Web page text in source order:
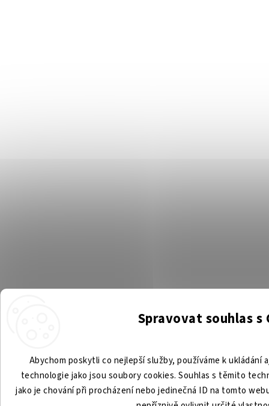
Spravovat souhlas s
Abychom poskytli co nejlepší služby, používáme k
technologie jako jsou soubory cookies. Souhlas s těmito
jako je chování při procházení nebo jedinečná ID na tomto